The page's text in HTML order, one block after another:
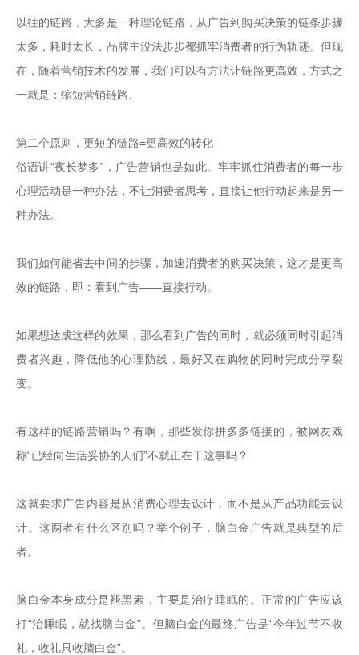
以往的链路，大多是一种理论链路，从广告到购买决策的链条步骤
太多，耗时太长，品牌主没法步步都抓牢消费者的行为轨迹。但现
在，随着营销技术的发展，我们可以有方法让链路更高效，方式之
一就是：缩短营销链路。
第二个原则，更短的链路=更高效的转化
俗语讲“夜长梦多”，广告营销也是如此。牢牢抓住消费者的每一步
心理活动是一种办法，不让消费者思考，直接让他行动起来是另一
种办法。
我们如何能省去中间的步骤，加速消费者的购买决策，这才是更高
效的链路，即：看到广告——直接行动。
如果想达成这样的效果，那么看到广告的同时，就必须同时引起消
费者兴趣，降低他的心理防线，最好又在购物的同时完成分享裂
变。
有这样的链路营销吗？有啊，那些发你拼多多链接的，被网友戏
称“已经向生活妥协的人们”不就正在干这事吗？
这就要求广告内容是从消费心理去设计，而不是从产品功能去设
计。这两者有什么区别吗？举个例子，脑白金广告就是典型的后
者。
脑白金本身成分是褪黑素，主要是治疗睡眠的。正常的广告应该
打“治睡眠，就找脑白金”。但脑白金的最终广告是“今年过节不收
礼，收礼只收脑白金”。